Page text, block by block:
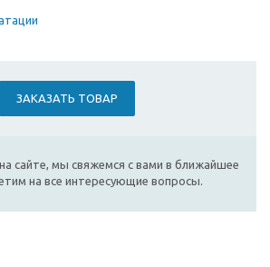
ЗАКАЗАТЬ ТОВАР
сайте, мы свяжемся с вами в ближайшее
на все интересующие вопросы.